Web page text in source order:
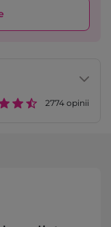
2774 opinii